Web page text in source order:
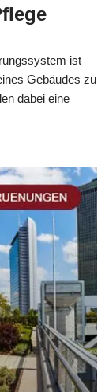
ist
Gebäudes zu
dabei eine